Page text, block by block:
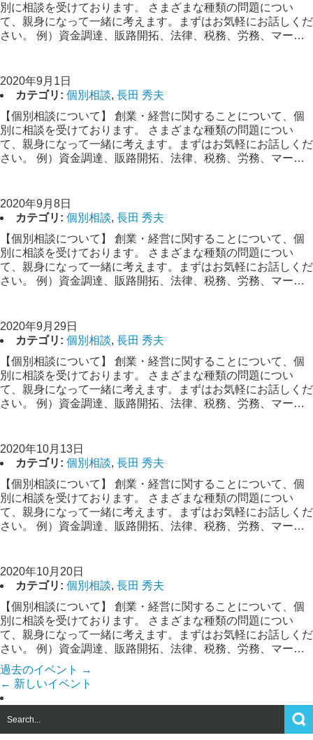
別に相談を受けております。 さまざまな種類の問題につい
て、親身になって一緒に考えます。まずはお気軽にお話しくだ
さい。 例）資金調達、販路開拓、法律、税務、労務、マー…
2020年9月1日
カテゴリ: 個別相談, 長田 秀夫
【個別相談について】 創業・経営に関することについて、個
別に相談を受けております。 さまざまな種類の問題につい
て、親身になって一緒に考えます。まずはお気軽にお話しくだ
さい。 例）資金調達、販路開拓、法律、税務、労務、マー…
2020年9月8日
カテゴリ: 個別相談, 長田 秀夫
【個別相談について】 創業・経営に関することについて、個
別に相談を受けております。 さまざまな種類の問題につい
て、親身になって一緒に考えます。まずはお気軽にお話しくだ
さい。 例）資金調達、販路開拓、法律、税務、労務、マー…
2020年9月29日
カテゴリ: 個別相談, 長田 秀夫
【個別相談について】 創業・経営に関することについて、個
別に相談を受けております。 さまざまな種類の問題につい
て、親身になって一緒に考えます。まずはお気軽にお話しくだ
さい。 例）資金調達、販路開拓、法律、税務、労務、マー…
2020年10月13日
カテゴリ: 個別相談, 長田 秀夫
【個別相談について】 創業・経営に関することについて、個
別に相談を受けております。 さまざまな種類の問題につい
て、親身になって一緒に考えます。まずはお気軽にお話しくだ
さい。 例）資金調達、販路開拓、法律、税務、労務、マー…
2020年10月20日
カテゴリ: 個別相談, 長田 秀夫
【個別相談について】 創業・経営に関することについて、個
別に相談を受けております。 さまざまな種類の問題につい
て、親身になって一緒に考えます。まずはお気軽にお話しくだ
さい。 例）資金調達、販路開拓、法律、税務、労務、マー…
過去のイベント
→
← 新しいイベント